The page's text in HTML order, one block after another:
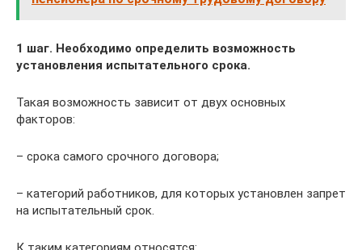
1 шаг. Необходимо определить возможность
установления испытательного срока.
Такая возможность зависит от двух основных
факторов:
– срока самого срочного договора;
– категорий работников, для которых установлен запрет
на испытательный срок.